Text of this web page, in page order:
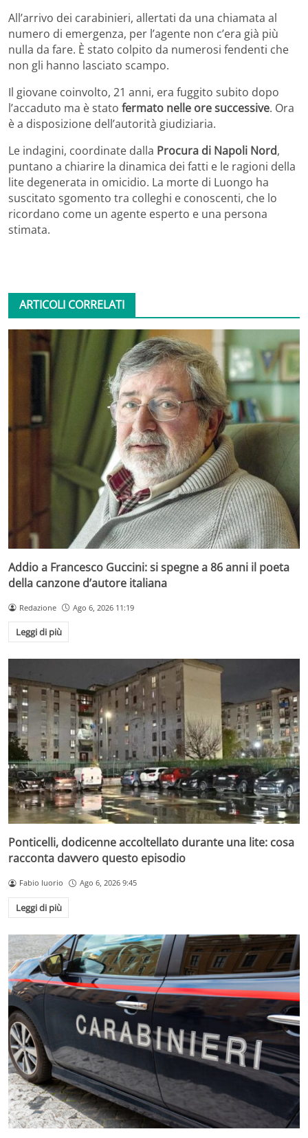
All’arrivo dei carabinieri, allertati da una chiamata al
numero di emergenza, per l’agente non c’era già più
nulla da fare. È stato colpito da numerosi fendenti che
non gli hanno lasciato scampo.
Il giovane coinvolto, 21 anni, era fuggito subito dopo
l’accaduto ma è stato fermato nelle ore successive. Ora
è a disposizione dell’autorità giudiziaria.
Le indagini, coordinate dalla Procura di Napoli Nord,
puntano a chiarire la dinamica dei fatti e le ragioni della
lite degenerata in omicidio. La morte di Luongo ha
suscitato sgomento tra colleghi e conoscenti, che lo
ricordano come un agente esperto e una persona
stimata.
ARTICOLI CORRELATI
Addio a Francesco Guccini: si spegne a 86 anni il poeta
della canzone d’autore italiana
Redazione Ago 6, 2026 11:19
Leggi di più
Ponticelli, dodicenne accoltellato durante una lite: cosa
racconta davvero questo episodio
Fabio Iuorio Ago 6, 2026 9:45
Leggi di più